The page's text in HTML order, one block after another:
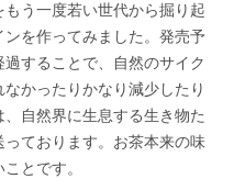
う一度若い世代から掘り起
を作ってみました。発売予
することで、自然のサイク
かったりかなり減少したり
自然界に生息する生き物た
ております。お茶本来の味
とです。